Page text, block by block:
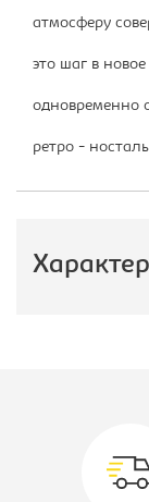
атмосферу
это шаг в новое
одновременно
ретро -
Модель мягкой